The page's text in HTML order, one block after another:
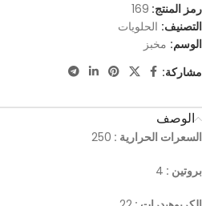
رمز المنتج: 169
التصنيف: الحلويات
الوسم: مخبز
مشاركة:
الوصف
السعرات الحرارية : 250
بروتين : 4